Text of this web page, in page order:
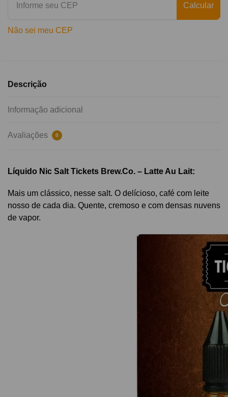
Calcular
Não sei meu CEP
Descrição
Informação adicional
Avaliações 0
Líquido Nic Salt Tickets Brew.Co. – Latte Au Lait:
Mais um clássico, nesse salt. O delícioso, café com leite
nosso de cada dia. Quente, cremoso e com densas nuvens
de vapor.